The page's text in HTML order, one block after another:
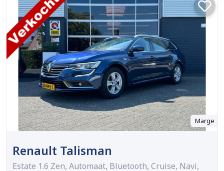
Marge
Renault Talisman
Estate 1.6 Zen, Automaat, Bluetooth, Cruise, Navi,